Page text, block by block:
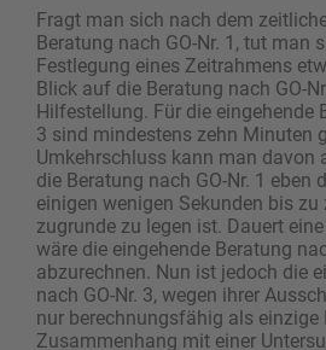
Fragt man sich nach dem
Beratung nach GO-Nr. 1, tut man
Festlegung eines Zeitrahmens
Blick auf die Beratung nach GO-
Hilfestellung. Für die eingehende
3 sind mindestens zehn Minuten
Umkehrschluss kann man davon
die Beratung nach GO-Nr. 1 eben
einigen wenigen Sekunden bis zu
zugrunde zu legen ist. Dauert
wäre die eingehende Beratung
abzurechnen. Nun ist jedoch die
nach GO-Nr. 3, wegen ihrer
nur berechnungsfähig als einzige
Zusammenhang mit einer